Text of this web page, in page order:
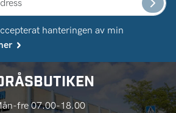
hanteringen av min
fre 07.00-18.00